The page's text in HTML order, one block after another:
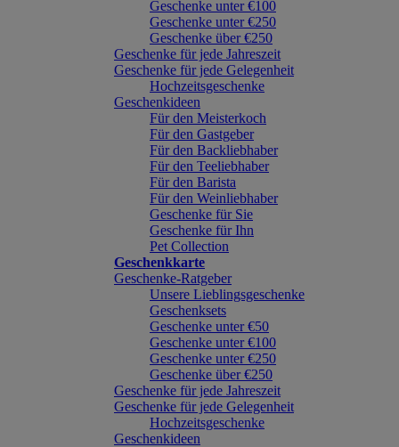
Geschenke unter €100
Geschenke unter €250
Geschenke über €250
Geschenke für jede Jahreszeit
Geschenke für jede Gelegenheit
Hochzeitsgeschenke
Geschenkideen
Für den Meisterkoch
Für den Gastgeber
Für den Backliebhaber
Für den Teeliebhaber
Für den Barista
Für den Weinliebhaber
Geschenke für Sie
Geschenke für Ihn
Pet Collection
Geschenkkarte
Geschenke-Ratgeber
Unsere Lieblingsgeschenke
Geschenksets
Geschenke unter €50
Geschenke unter €100
Geschenke unter €250
Geschenke über €250
Geschenke für jede Jahreszeit
Geschenke für jede Gelegenheit
Hochzeitsgeschenke
Geschenkideen